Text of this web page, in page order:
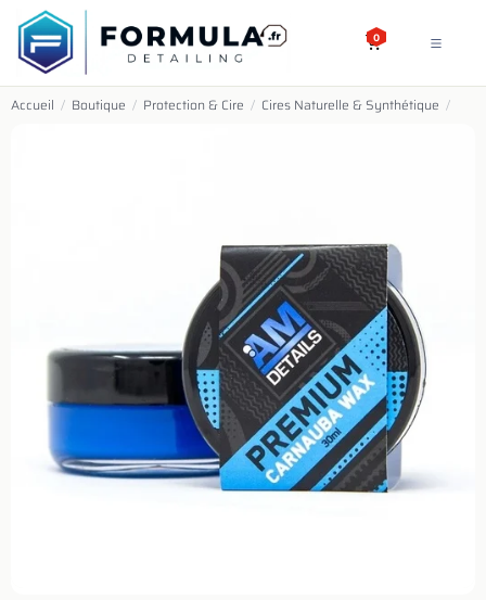
SE RENDRE AU CONTENU
0
Accueil / Boutique / Protection & Cire / Cires Naturelle & Synthétique /